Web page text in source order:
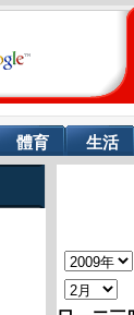
體育 生活